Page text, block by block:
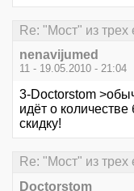
Re: "Мост" из
nenavijumed
11 - 19.05.2010 - 21:04
3-Doctorstom
идёт о
скидку!
Re: "Мост" из
Doctorstom